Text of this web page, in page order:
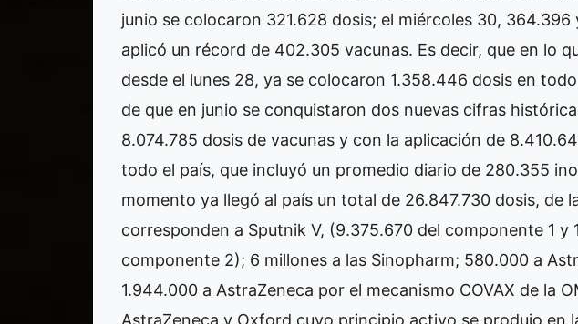
junio se colocaron 321.628 dosis; el miércoles 30, 364.396
aplicó un récord de 402.305 vacunas. Es decir, que en lo
desde el lunes 28, ya se colocaron 1.358.446 dosis en
de que en junio se conquistaron dos nuevas cifras
8.074.785 dosis de vacunas y con la aplicación de
todo el país, que incluyó un promedio diario de 280.355
momento ya llegó al país un total de 26.847.730 dosis, de
corresponden a Sputnik V, (9.375.670 del componente 1 y
componente 2); 6 millones a las Sinopharm; 580.000 a
1.944.000 a AstraZeneca por el mecanismo COVAX de la
AstraZeneca y Oxford cuyo principio activo se produjo en